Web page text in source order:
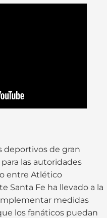
deportivos de gran
las autoridades
entre Atlético
Santa Fe ha llevado a la
medidas
los fanáticos puedan